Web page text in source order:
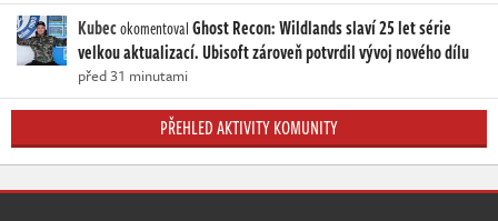
KubecokomentovalGhost Recon: Wildlands slaví 25 let série
velkou aktualizací. Ubisoft zároveň potvrdil vývoj nového dílu
před 31 minutami
PŘEHLED AKTIVITY KOMUNITY